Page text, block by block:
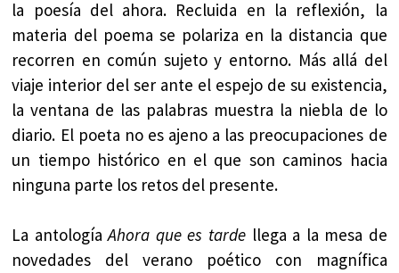
la poesía del ahora. Recluida en la reflexión, la
materia del poema se polariza en la distancia que
recorren en común sujeto y entorno. Más allá del
viaje interior del ser ante el espejo de su existencia,
la ventana de las palabras muestra la niebla de lo
diario. El poeta no es ajeno a las preocupaciones de
un tiempo histórico en el que son caminos hacia
ninguna parte los retos del presente.
La antologíaAhora que es tarde llega a la mesa de
novedades del verano poético con magnífica